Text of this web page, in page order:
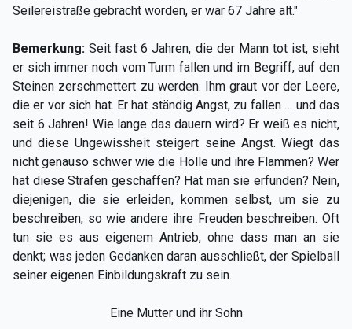
Seilereistraße gebracht worden, er war 67 Jahre alt."
Bemerkung:Seit fast 6 Jahren, die der Mann tot ist, sieht
er sich immer noch vom Turm fallen und im Begriff, auf den
Steinen zerschmettert zu werden. Ihm graut vor der Leere,
die er vor sich hat. Er hat ständig Angst, zu fallen … und das
seit 6 Jahren! Wie lange das dauern wird? Er weiß es nicht,
und diese Ungewissheit steigert seine Angst. Wiegt das
nicht genauso schwer wie die Hölle und ihre Flammen? Wer
hat diese Strafen geschaffen? Hat man sie erfunden? Nein,
diejenigen, die sie erleiden, kommen selbst, um sie zu
beschreiben, so wie andere ihre Freuden beschreiben. Oft
tun sie es aus eigenem Antrieb, ohne dass man an sie
denkt; was jeden Gedanken daran ausschließt, der Spielball
seiner eigenen Einbildungskraft zu sein.
Eine Mutter und ihr Sohn